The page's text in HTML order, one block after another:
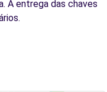
A entrega das chaves